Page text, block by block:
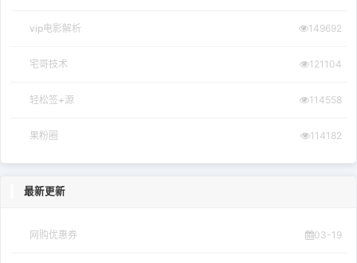
vip电影解析 149692
宅哥技术 121104
轻松签+源 114558
果粉圈 114182
最新更新
网购优惠券 03-19